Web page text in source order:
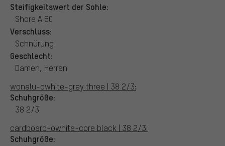
Steifigkeitswert der Sohle:
Shore A 60
Verschluss:
Schnürung
Geschlecht:
Damen, Herren
wonalu-owhite-grey three | 38 2/3:
Schuhgröße:
38 2/3
cardboard-owhite-core black | 38 2/3:
Schuhgröße: